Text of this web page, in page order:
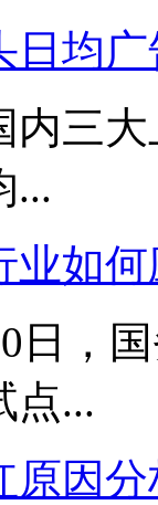
日均
内三
...
业如
日，
点...
原因分